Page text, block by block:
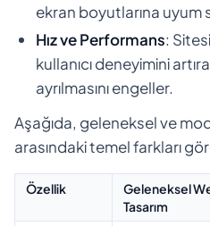
ekran boyutlarına uyum
Hız ve Performans:
kullanıcı deneyimini
ayrılmasını engeller.
Aşağıda, geleneksel ve
arasındaki temel farkları
Özellik
Geleneksel
Tasarım